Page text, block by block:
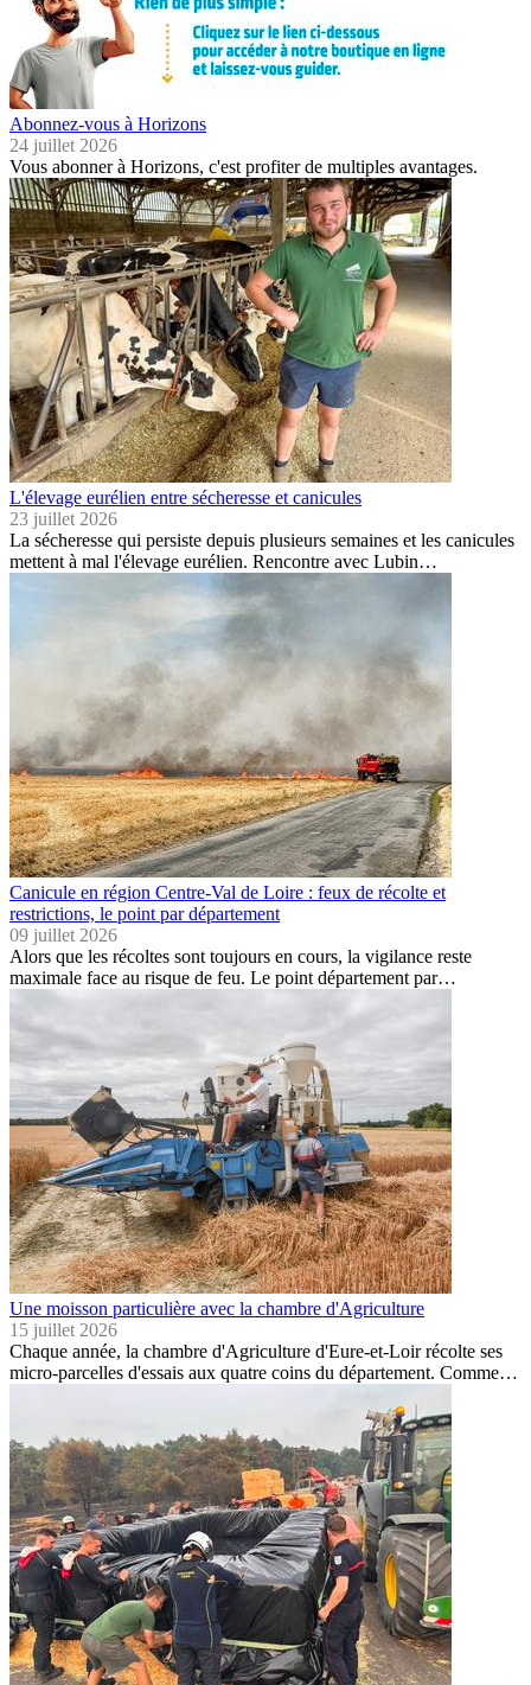
Abonnez-vous à Horizons
24 juillet 2026
Vous abonner à Horizons, c'est profiter de multiples avantages.
L'élevage eurélien entre sécheresse et canicules
23 juillet 2026
La sécheresse qui persiste depuis plusieurs semaines et les canicules
mettent à mal l'élevage eurélien. Rencontre avec Lubin…
Canicule en région Centre-Val de Loire : feux de récolte et
restrictions, le point par département
09 juillet 2026
Alors que les récoltes sont toujours en cours, la vigilance reste
maximale face au risque de feu. Le point département par…
Une moisson particulière avec la chambre d'Agriculture
15 juillet 2026
Chaque année, la chambre d'Agriculture d'Eure-et-Loir récolte ses
micro-parcelles d'essais aux quatre coins du département. Comme…